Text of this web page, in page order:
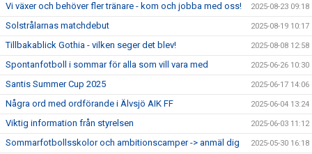
Vi växer och behöver fler tränare - kom och jobba med oss! 2025-08-23 09:18
Solstrålarnas matchdebut 2025-08-19 10:17
Tillbakablick Gothia - vilken seger det blev! 2025-08-08 12:58
Spontanfotboll i sommar för alla som vill vara med 2025-06-26 10:30
Santis Summer Cup 2025 2025-06-17 14:06
Några ord med ordförande i Älvsjö AIK FF 2025-06-04 13:24
Viktig information från styrelsen 2025-06-03 11:12
Sommarfotbollsskolor och ambitionscamper -> anmäl dig 2025-05-30 16:18